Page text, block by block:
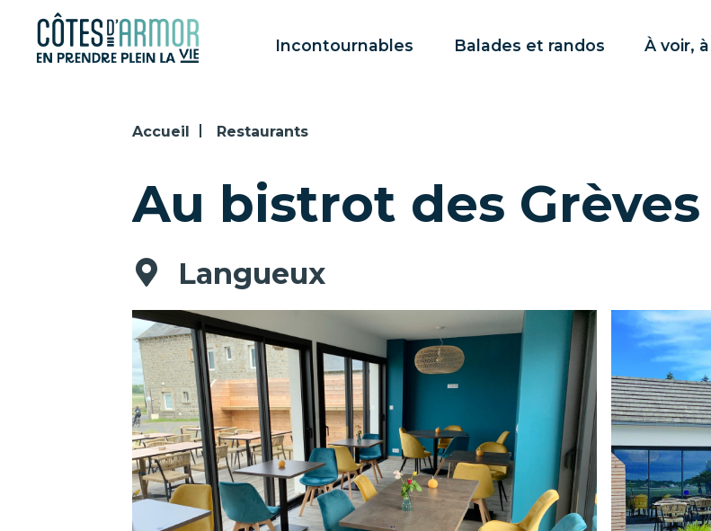
Panneau de gestion des cookies
Incontournables Balades et randos À voir,
Accueil Restaurants
Au bistrot des Grèves
Langueux